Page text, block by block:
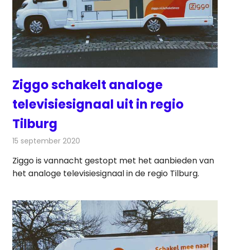
Ziggo schakelt analoge
televisiesignaal uit in regio
Tilburg
15 september 2020
Ziggo is vannacht gestopt met het aanbieden van
het analoge televisiesignaal in de regio Tilburg.